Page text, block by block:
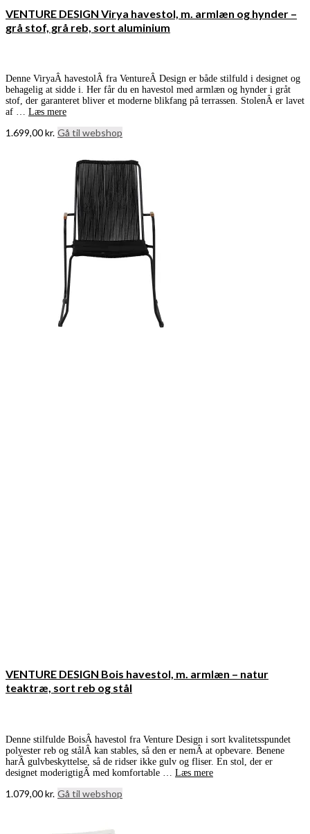
VENTURE DESIGN Virya havestol, m. armlæn og hynder –
grå stof, grå reb, sort aluminium
Denne ViryaÂ havestolÂ fra VentureÂ Design er både stilfuld i designet og
behagelig at sidde i. Her får du en havestol med armlæn og hynder i gråt
stof, der garanteret bliver et moderne blikfang på terrassen. StolenÂ er lavet
af … Læs mere
1.699,00kr. Gå til webshop
VENTURE DESIGN Bois havestol, m. armlæn – natur
teaktræ, sort reb og stål
Denne stilfulde BoisÂ havestol fra Venture Design i sort kvalitetsspundet
polyester reb og stålÂ kan stables, så den er nemÂ at opbevare. Benene
harÂ gulvbeskyttelse, så de ridser ikke gulv og fliser. En stol, der er
designet moderigtigÂ med komfortable … Læs mere
1.079,00kr. Gå til webshop